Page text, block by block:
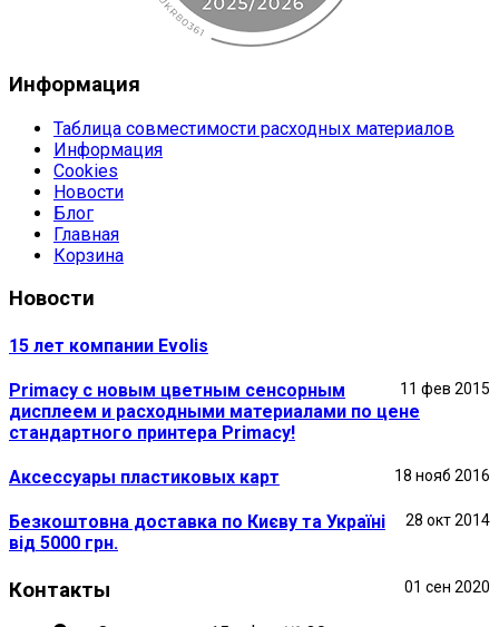
Информация
Таблица совместимости расходных материалов
Информация
Cookies
Новости
Блог
Главная
Корзина
Новости
15 лет компании Evolis
11 фев 2015
Primacy с новым цветным сенсорным
дисплеем и расходными материалами по цене
стандартного принтера Primacy!
18 нояб 2016
Аксессуары пластиковых карт
28 окт 2014
Безкоштовна доставка по Києву та Україні
від 5000 грн.
01 сен 2020
Контакты